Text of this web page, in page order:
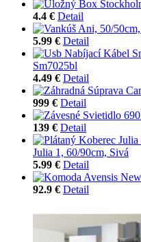
4.4 € Detail
5.99 € Detail
Sm7025bl
4.49 € Detail
999 € Detail
139 € Detail
Julia 1, 60/90cm, Sivá
5.99 € Detail
92.9 € Detail